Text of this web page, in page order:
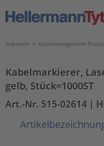
Startseite > Kabelmanagement-
Kabelmarkierer,
gelb, Stück=1000ST
Art.-Nr. 515-02614 |